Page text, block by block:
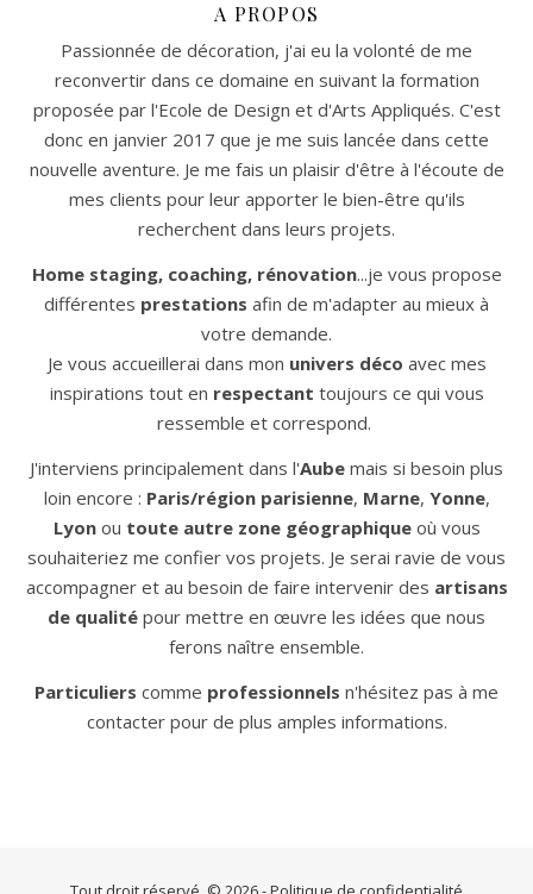
A PROPOS
Passionnée de décoration, j'ai eu la volonté de me
reconvertir dans ce domaine en suivant la formation
proposée par l'Ecole de Design et d'Arts Appliqués. C'est
donc en janvier 2017 que je me suis lancée dans cette
nouvelle aventure. Je me fais un plaisir d'être à l'écoute de
mes clients pour leur apporter le bien-être qu'ils
recherchent dans leurs projets.
Home staging, coaching, rénovation...je vous propose
différentes prestations afin de m'adapter au mieux à
votre demande.
Je vous accueillerai dans mon univers déco avec mes
inspirations tout en respectant toujours ce qui vous
ressemble et correspond.
J'interviens principalement dans l'Aube mais si besoin plus
loin encore : Paris/région parisienne, Marne, Yonne,
Lyonou toute autre zone géographiqueoù vous
souhaiteriez me confier vos projets. Je serai ravie de vous
accompagner et au besoin de faire intervenir des artisans
de qualité pour mettre en œuvre les idées que nous
ferons naître ensemble.
Particuliers comme professionnels n'hésitez pas à me
contacter pour de plus amples informations.